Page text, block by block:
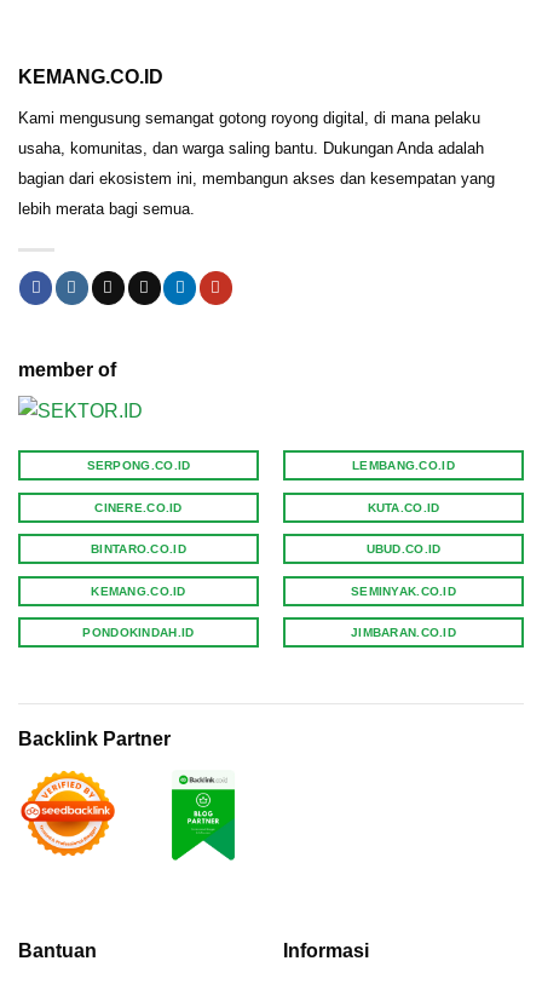
KEMANG.CO.ID
Kami mengusung semangat gotong royong digital, di mana pelaku
usaha, komunitas, dan warga saling bantu. Dukungan Anda adalah
bagian dari ekosistem ini, membangun akses dan kesempatan yang
lebih merata bagi semua.
Bantuan Informasi
member of
SERPONG.CO.ID
CINERE.CO.ID
BINTARO.CO.ID
KEMANG.CO.ID
PONDOKINDAH.ID
LEMBANG.CO.ID
KUTA.CO.ID
UBUD.CO.ID
SEMINYAK.CO.ID
JIMBARAN.CO.ID
Backlink Partner